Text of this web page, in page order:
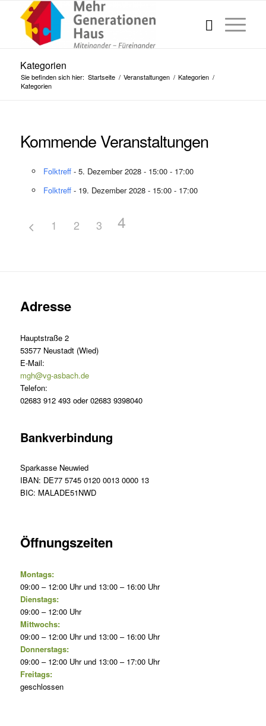
Kategorien
Sie befinden sich hier: Startseite / Veranstaltungen / Kategorien /
Kategorien
Kommende Veranstaltungen
Folktreff- 5. Dezember 2028 - 15:00 - 17:00
Folktreff- 19. Dezember 2028 - 15:00 - 17:00
1 2 3 4
Adresse
Hauptstraße 2
53577 Neustadt (Wied)
E-Mail:
mgh@vg-asbach.de
Telefon:
02683 912 493 oder 02683 9398040
Bankverbindung
Sparkasse Neuwied
IBAN: DE77 5745 0120 0013 0000 13
BIC: MALADE51NWD
Öffnungszeiten
Montags:
09:00 – 12:00 Uhr und 13:00 – 16:00 Uhr
Dienstags:
09:00 – 12:00 Uhr
Mittwochs:
09:00 – 12:00 Uhr und 13:00 – 16:00 Uhr
Donnerstags:
09:00 – 12:00 Uhr und 13:00 – 17:00 Uhr
Freitags:
geschlossen